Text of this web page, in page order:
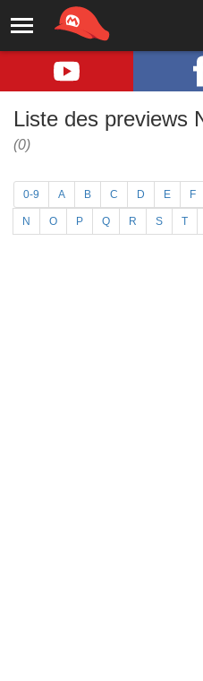
Liste des previews
(0)
0-9 A B C D E F
N O P Q R S T